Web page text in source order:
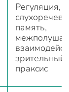
Регуляция,
память,
зрительный
праксис